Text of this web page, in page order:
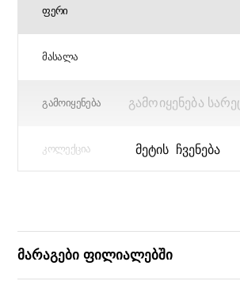
ᲤᲔᲠᲘ
ᲛᲐᲡᲐᲚᲐ
ᲒᲐᲛᲝᲘᲧᲔᲜᲔᲑᲐ გამოიყენება
ᲙᲝᲚᲔᲥᲪᲘᲐ ᲛᲔᲢᲘᲡ ᲩᲕᲔᲜᲔᲑᲐ
მარაგები ფილიალებში